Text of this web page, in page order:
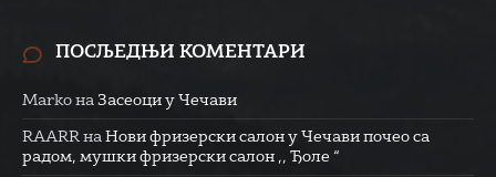
ПОСЉЕДЊИ КОМЕНТАРИ
Marko на Засеоци у Чечави
RAARR на Нови фризерски салон у Чечави почео са
радом, мушки фризерски салон ,, Ђоле “